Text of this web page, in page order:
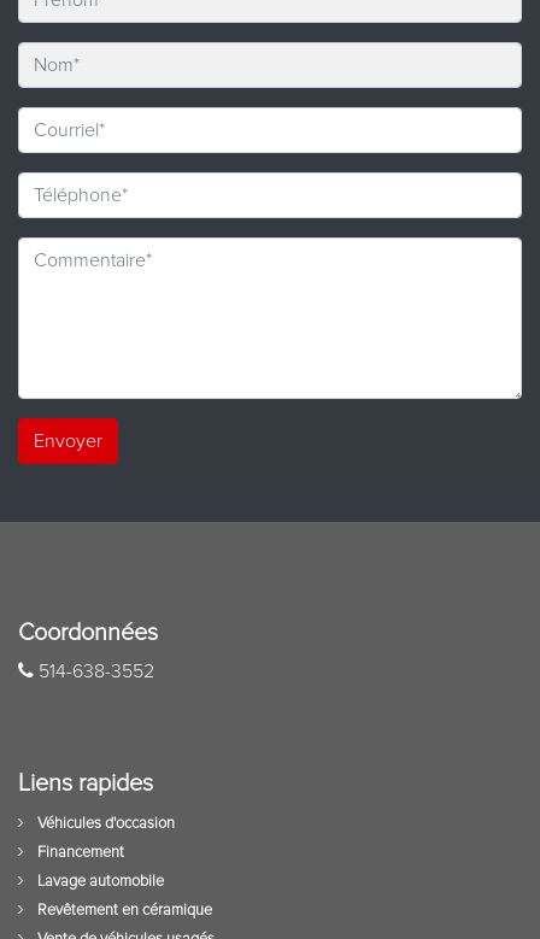
Envoyer
Coordonnées
514-638-3552
Liens rapides
Véhicules d'occasion
Financement
Lavage automobile
Revêtement en céramique